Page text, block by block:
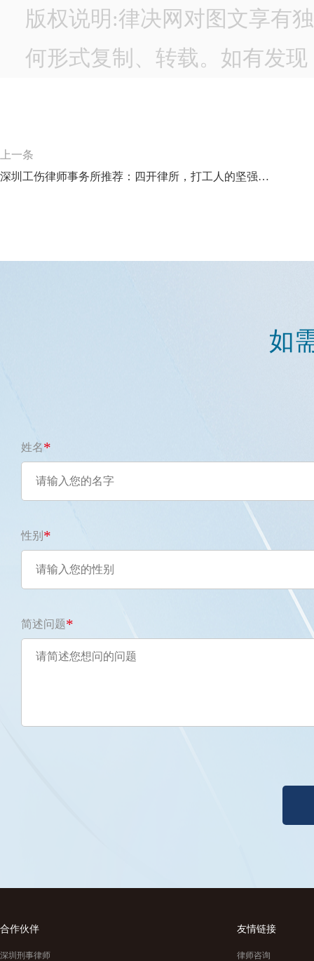
版权说明:律决网对图文享有
何形式复制、转载。如有发
上一条
深圳工伤律师事务所推荐：四开律所，打工人的坚强后盾
如
姓名*
性别 *
简述问题*
合作伙伴
深圳刑事律师
友情链接
律师咨询